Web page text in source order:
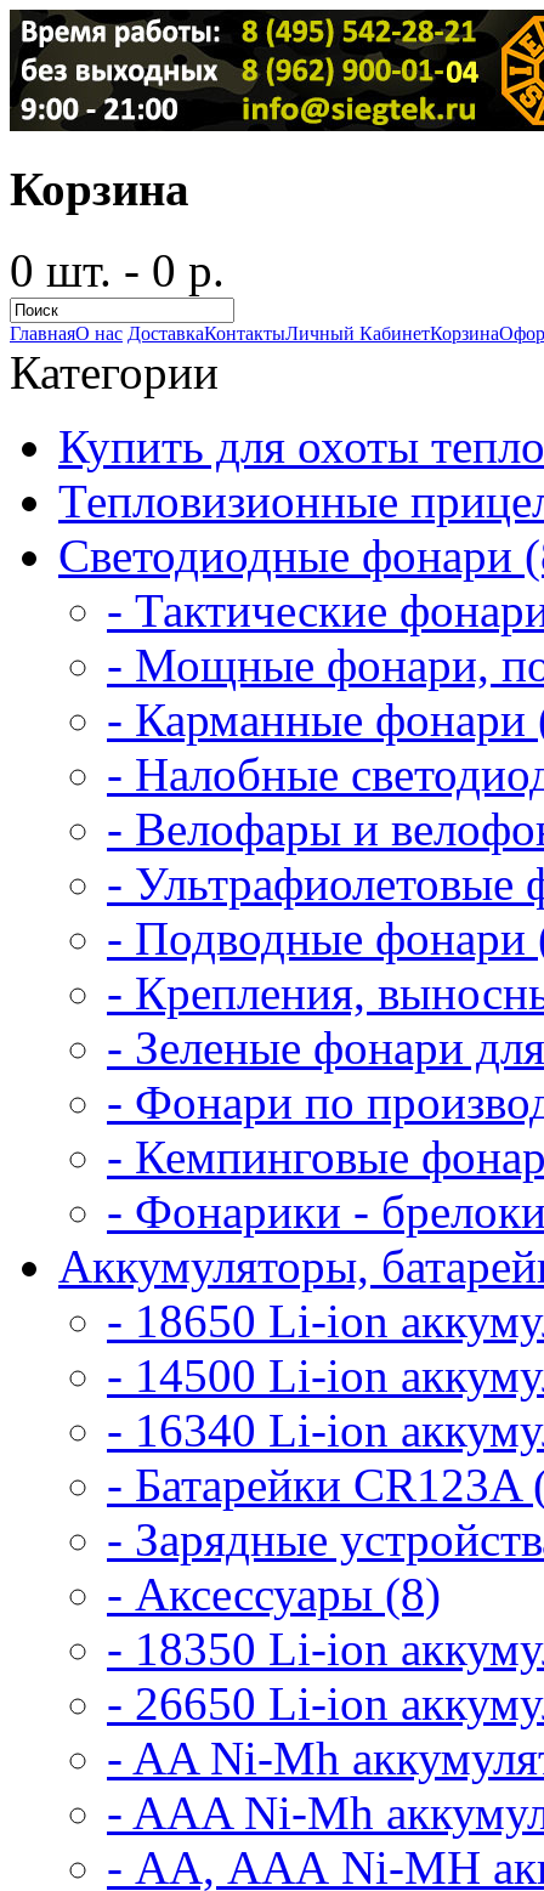
Корзина
0 шт. - 0 р.
ГлавнаяО нас ДоставкаКонтактыЛичный КабинетКорзина
Категории
Купить для охоты
Тепловизионные
Светодиодные фонари
- Тактические
- Мощные фонари,
- Карманные фонари
- Налобные
- Велофары и
- Ультрафиолетовые
- Подводные фонари
- Крепления,
- Зеленые фонари
- Фонари по
- Кемпинговые
- Фонарики -
Аккумуляторы,
- 18650 Li-ion
- 14500 Li-ion
- 16340 Li-ion
- Батарейки CR123A
- Зарядные
- Аксессуары (8)
- 18350 Li-ion
- 26650 Li-ion
- AA Ni-Mh
- AAA Ni-Mh
- АА, ААА Ni-MH